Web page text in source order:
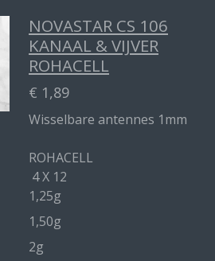
NOVASTAR CS 106
KANAAL & VIJVER
ROHACELL
€ 1,89
Wisselbare antennes 1mm
ROHACELL
4 X 12
1,25g
1,50g
2g